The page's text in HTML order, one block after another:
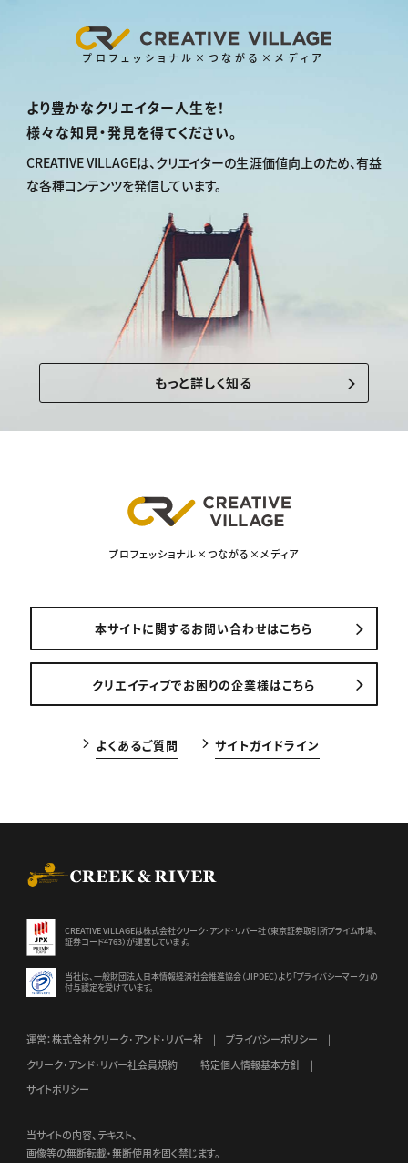
プロフェッショナル×つながる×メディア
より豊かなクリエイター人生を！
様々な知見・発見を得てください。
CREATIVE VILLAGEは、 クリエイターの生涯価値向上のため、有益
な各種コンテンツを発信しています。
もっと詳しく知る
プロフェッショナル×つながる×メディア
本サイトに関するお問い合わせはこちら
クリエイティブでお困りの企業様はこちら
よくあるご質問 サイトガイドライン
CREATIVE VILLAGEは株式会社クリーク･アンド･リバー社（東京証券取引所プライム市場、
証券コード4763）が運営しています。
当社は、一般財団法人日本情報経済社会推進協会（JIPDEC）より 「プライバシーマーク」の
付与認定を受けています。
運営：株式会社クリーク･アンド･リバー社
プライバシーポリシー
クリーク･アンド･リバー社会員規約
特定個人情報基本方針
サイトポリシー
当サイトの内容、テキスト、
画像等の無断転載・無断使用を固く禁じます。